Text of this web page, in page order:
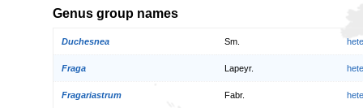
Genus group names
Duchesnea Sm.
Fraga Lapeyr.
Fragariastrum Fabr.